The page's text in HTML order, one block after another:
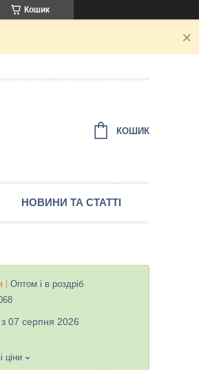
Кошик
КОШИК
НОВИНИ ТА СТАТТІ
Оптом і в роздріб
з 07 серпня 2026
ціни